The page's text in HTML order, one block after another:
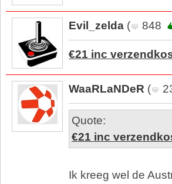
Evil_zelda ( 848
€21 inc
WaaRLaNDeR (
Quote:
€21 inc
Ik kreeg wel de